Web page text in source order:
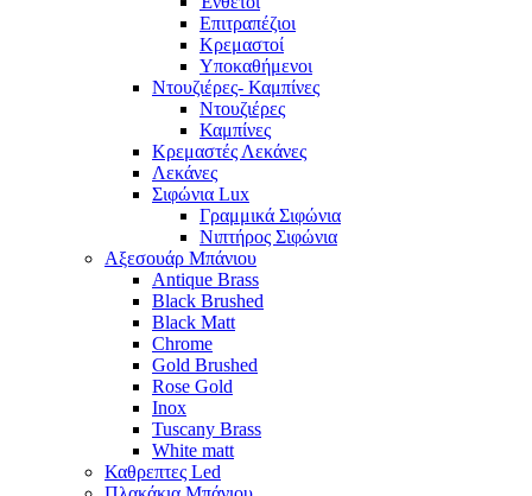
Επιτραπέζιοι
Κρεμαστοί
Υποκαθήμενοι
Ντουζιέρες- Καμπίνες
Ντουζιέρες
Καμπίνες
Κρεμαστές Λεκάνες
Λεκάνες
Σιφώνια Lux
Γραμμικά Σιφώνια
Νιπτήρος Σιφώνια
Αξεσουάρ Μπάνιου
Antique Brass
Black Brushed
Black Matt
Chrome
Gold Brushed
Rose Gold
Inox
Tuscany Brass
White matt
Καθρεπτες Led